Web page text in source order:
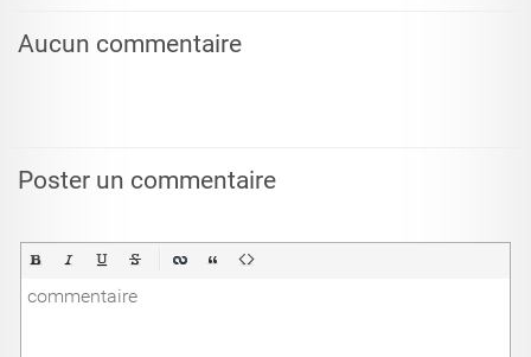
Aucun commentaire
Poster un commentaire